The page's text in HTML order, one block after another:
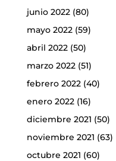
junio 2022(80)
mayo 2022(59)
abril 2022(50)
marzo 2022(51)
febrero 2022(40)
enero 2022(16)
diciembre 2021 (50)
noviembre 2021 (63)
octubre 2021 (60)